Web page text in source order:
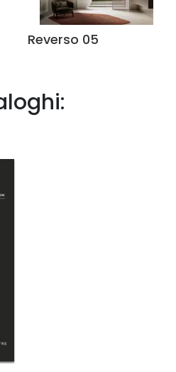
Reverso 05